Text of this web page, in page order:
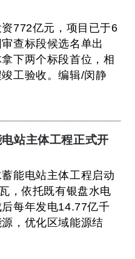
772亿元，项目已于6
查标段候选名单出
下两个标段首位，相
工验收。编辑/闵静
站主体工程正式开
能电站主体工程启动
，依托既有银盘水电
每年发电14.77亿千
，优化区域能源结